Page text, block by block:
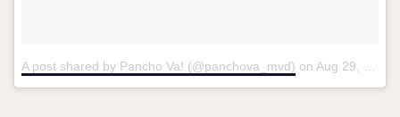
A post shared by Pancho Va! (@panchova_mvd) on Aug 29, 2017 at 2:21pm PDT